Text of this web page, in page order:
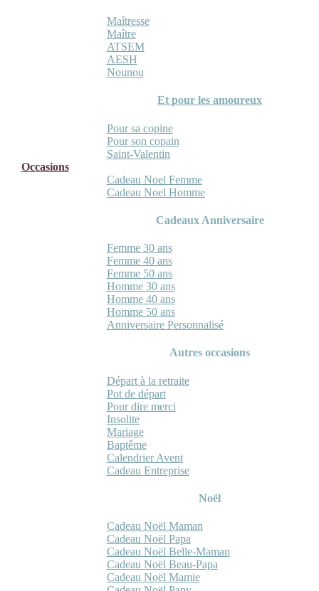
Maîtresse
Maître
ATSEM
AESH
Nounou
Et pour les amoureux
Pour sa copine
Pour son copain
Saint-Valentin
Occasions
Cadeau Noel Femme
Cadeau Noel Homme
Cadeaux Anniversaire
Femme 30 ans
Femme 40 ans
Femme 50 ans
Homme 30 ans
Homme 40 ans
Homme 50 ans
Anniversaire Personnalisé
Autres occasions
Départ à la retraite
Pot de départ
Pour dire merci
Insolite
Mariage
Baptême
Calendrier Avent
Cadeau Entreprise
Noël
Cadeau Noël Maman
Cadeau Noël Papa
Cadeau Noël Belle-Maman
Cadeau Noël Beau-Papa
Cadeau Noël Mamie